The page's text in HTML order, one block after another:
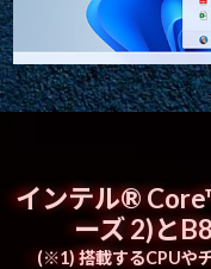
インテル®
ーズ 2)と
(※1) 搭載するCPUや